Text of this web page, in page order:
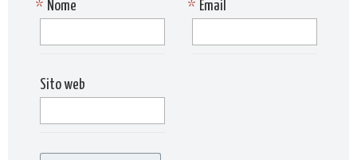
Nome
* Email
*
Sito web